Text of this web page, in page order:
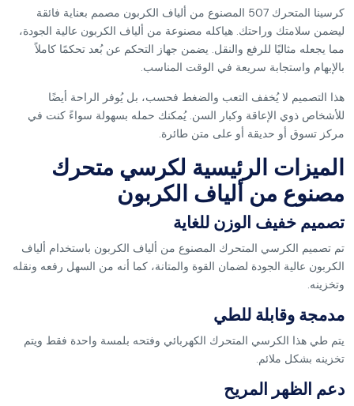
كرسينا المتحرك 507 المصنوع من ألياف الكربون مصمم بعناية فائقة
ليضمن سلامتك وراحتك. هياكله مصنوعة من ألياف الكربون عالية الجودة،
مما يجعله مثاليًا للرفع والنقل. يضمن جهاز التحكم عن بُعد تحكمًا كاملاً
بالإبهام واستجابة سريعة في الوقت المناسب.
هذا التصميم لا يُخفف التعب والضغط فحسب، بل يُوفر الراحة أيضًا
للأشخاص ذوي الإعاقة وكبار السن. يُمكنك حمله بسهولة سواءً كنت في
مركز تسوق أو حديقة أو على متن طائرة.
الميزات الرئيسية لكرسي متحرك
مصنوع من ألياف الكربون
تصميم خفيف الوزن للغاية
تم تصميم الكرسي المتحرك المصنوع من ألياف الكربون باستخدام ألياف
الكربون عالية الجودة لضمان القوة والمتانة، كما أنه من السهل رفعه ونقله
وتخزينه.
مدمجة وقابلة للطي
يتم طي هذا الكرسي المتحرك الكهربائي وفتحه بلمسة واحدة فقط ويتم
تخزينه بشكل ملائم.
دعم الظهر المريح